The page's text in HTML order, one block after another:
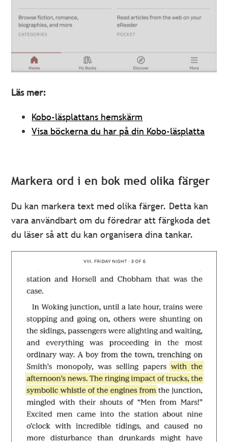
Läs mer:
Kobo-läsplattans hemskärm
Visa böckerna du har på din Kobo-läsplatta
Markera ord i en bok med olika färger
Du kan markera text med olika färger. Detta kan
vara användbart om du föredrar att färgkoda det
du läser så att du kan organisera dina tankar.